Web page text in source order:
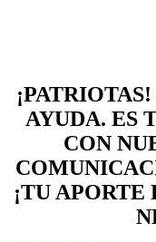
AYUDA. ES
CON
¡TU